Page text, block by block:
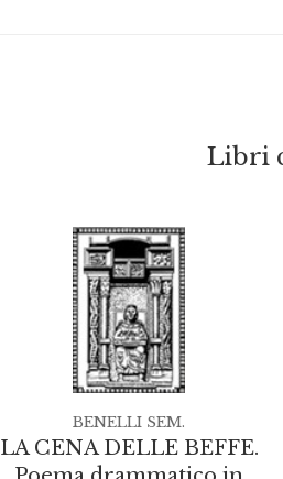
Libri
LA CENA DELLE BEFFE.
BENELLI SEM.